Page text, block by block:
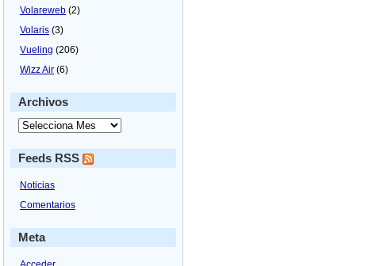
Volareweb (2)
Volaris (3)
Vueling (206)
Wizz Air (6)
Archivos
Feeds RSS
Noticias
Comentarios
Meta